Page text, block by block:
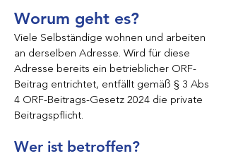
Worum geht es?
Viele Selbständige wohnen und arbeiten
an derselben Adresse. Wird für diese
Adresse bereits ein betrieblicher ORF-
Beitrag entrichtet, entfällt gemäß § 3 Abs
4 ORF-Beitrags-Gesetz 2024 die private
Beitragspflicht.
Wer ist betroffen?